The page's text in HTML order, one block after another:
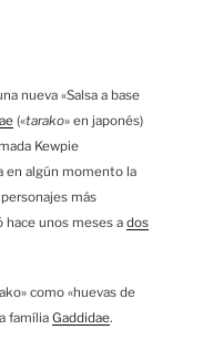
nueva «Salsa a base
(«tarako» en japonés)
Kewpie
en algún momento la
más
hace unos meses a dos
como «huevas de
família Gaddidae.